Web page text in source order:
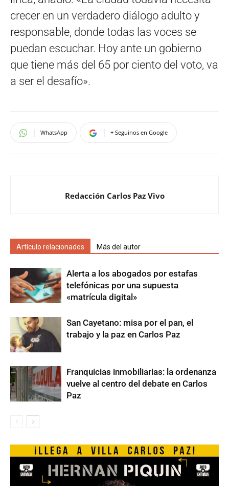
crecer en un verdadero diálogo adulto y
responsable, donde todas las voces se
puedan escuchar. Hoy ante un gobierno
que tiene más del 65 por ciento del voto, va
a ser el desafío».
WhatsApp + Seguinos en Google
Redacción Carlos Paz Vivo
Artículo relacionados Más del autor
Alerta a los abogados por estafas
telefónicas por una supuesta
«matrícula digital»
San Cayetano: misa por el pan, el
trabajo y la paz en Carlos Paz
Franquicias inmobiliarias: la ordenanza
vuelve al centro del debate en Carlos
Paz